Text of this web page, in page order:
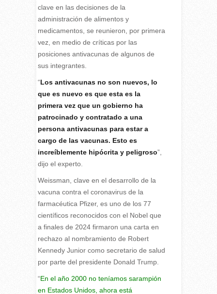
clave en las decisiones de la
administración de alimentos y
medicamentos, se reunieron, por primera
vez, en medio de críticas por las
posiciones antivacunas de algunos de
sus integrantes.
“Los antivacunas no son nuevos, lo
que es nuevo es que esta es la
primera vez que un gobierno ha
patrocinado y contratado a una
persona antivacunas para estar a
cargo de las vacunas. Esto es
increíblemente hipócrita y peligroso”,
dijo el experto.
Weissman, clave en el desarrollo de la
vacuna contra el coronavirus de la
farmacéutica Pfizer, es uno de los 77
científicos reconocidos con el Nobel que
a finales de 2024 firmaron una carta en
rechazo al nombramiento de Robert
Kennedy Junior como secretario de salud
por parte del presidente Donald Trump.
“En el año 2000 no teníamos sarampión
en Estados Unidos, ahora está